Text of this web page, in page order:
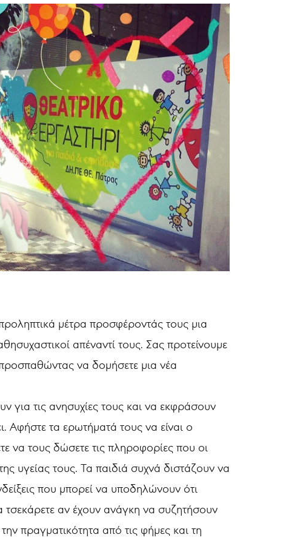
μέτρα προσφέροντάς τους μια
απέναντί τους. Σας προτείνουμε
να δομήσετε μια νέα
για τις ανησυχίες τους και να εκφράσουν
Αφήστε τα ερωτήματά τους να είναι ο
να τους δώσετε τις πληροφορίες που οι
υγείας τους. Τα παιδιά συχνά διστάζουν να
που μπορεί να υποδηλώνουν ότι
αν έχουν ανάγκη να συζητήσουν
πραγματικότητα από τις φήμες και τη